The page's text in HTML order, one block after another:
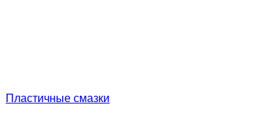
Пластичные смазки